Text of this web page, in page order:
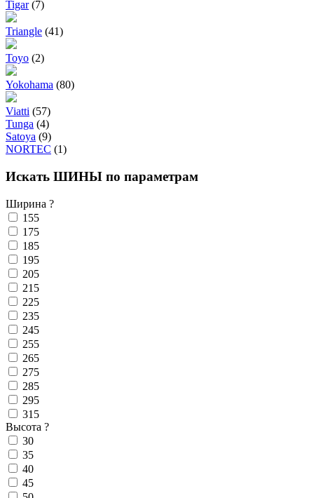
Tigar (7)
Triangle (41)
Toyo (2)
Yokohama (80)
Viatti (57)
Tunga (4)
Satoya (9)
NORTEC (1)
Искать ШИНЫ по параметрам
Ширина ?
155
175
185
195
205
215
225
235
245
255
265
275
285
295
315
Высота ?
30
35
40
45